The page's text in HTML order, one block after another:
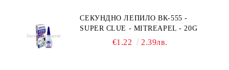
СЕКУНДНО ЛЕПИЛО ВК-555 -
SUPER CLUE - MITREAPEL - 20G
€1.22 2.39лв.